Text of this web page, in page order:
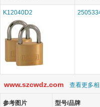
K12040D2
www.szcwdz.com 查看更多
参考图片 型号/品牌